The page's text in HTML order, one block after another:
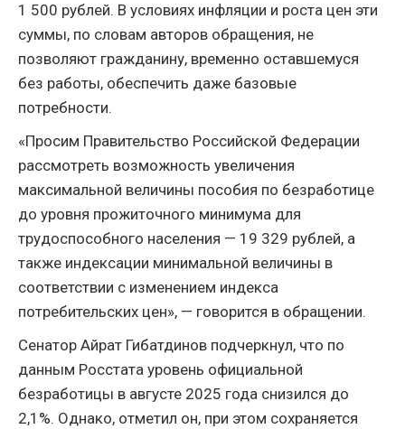
1 500 рублей. В условиях инфляции и роста цен эти
суммы, по словам авторов обращения, не
позволяют гражданину, временно оставшемуся
без работы, обеспечить даже базовые
потребности.
«Просим Правительство Российской Федерации
рассмотреть возможность увеличения
максимальной величины пособия по безработице
до уровня прожиточного минимума для
трудоспособного населения — 19 329 рублей, а
также индексации минимальной величины в
соответствии с изменением индекса
потребительских цен», — говорится в обращении.
Сенатор Айрат Гибатдинов подчеркнул, что по
данным Росстата уровень официальной
безработицы в августе 2025 года снизился до
2,1%. Однако, отметил он, при этом сохраняется